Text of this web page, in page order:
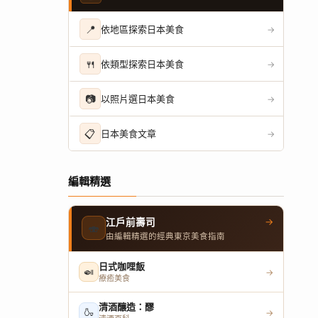
📍 依地區探索日本美食 →
🍴 依類型探索日本美食 →
📷 以照片選日本美食 →
📋 日本美食文章 →
編輯精選
🍣 江戶前壽司
由編輯精選的經典東京美食指南
→
🍛 日式咖哩飯
療癒美食
→
🍶 清酒釀造：醪 →